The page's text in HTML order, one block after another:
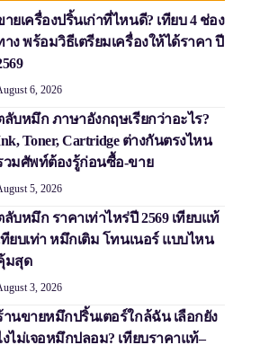
ายเครื่องปริ้นเก่าที่ไหนดี? เทียบ 4 ช่อง
าง พร้อมวิธีเตรียมเครื่องให้ได้ราคา ปี
6, 2026
ลับหมึก ภาษาอังกฤษเรียกว่าอะไร?
Toner, Cartridge ต่างกันตรงไหน
วมศัพท์ต้องรู้ก่อนซื้อ-ขาย
5, 2026
ลับหมึก ราคาเท่าไหร่ปี 2569 เทียบแท้
ทียบเท่า หมึกเติม โทนเนอร์ แบบไหน
มสุด
3, 2026
านขายหมึกปริ้นเตอร์ใกล้ฉัน เลือกยัง
งไม่เจอหมึกปลอม? เทียบราคาแท้–